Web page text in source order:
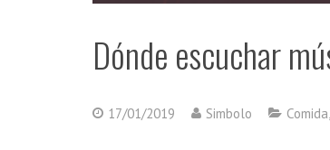
Dónde escuchar
17/01/2019 Simbolo Comida,